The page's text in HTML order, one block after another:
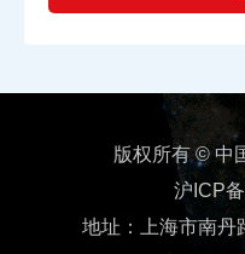
版权所有 © 中
沪ICP
地址：上海市南丹